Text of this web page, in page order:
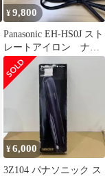
¥9,800
Panasonic EH-HS0J スト
レートアイロン ナノ
ケア
¥6,000
3Z104 パナソニック ス